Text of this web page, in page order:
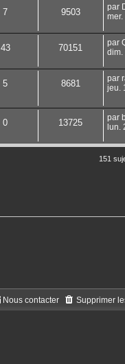
7 9503 par
43 70151 par
dim.
5 8681 par
jeu.
0 13725 par
lun.
151
Supprimer
Nous contacter